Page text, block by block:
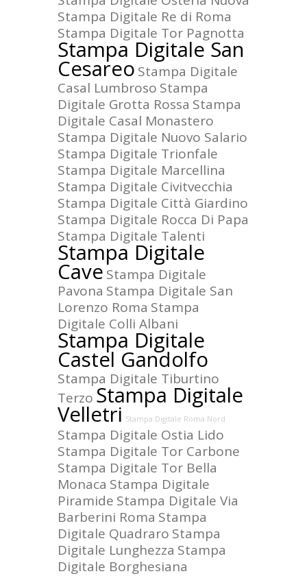
Stampa Digitale Re di Roma
Stampa Digitale Tor Pagnotta
Stampa Digitale San
Cesareo Stampa Digitale
Casal Lumbroso Stampa
Digitale Grotta Rossa Stampa
Digitale Casal Monastero
Stampa Digitale Nuovo Salario
Stampa Digitale Trionfale
Stampa Digitale Marcellina
Stampa Digitale Civitvecchia
Stampa Digitale Città Giardino
Stampa Digitale Rocca Di Papa
Stampa Digitale Talenti
Stampa Digitale
Cave Stampa Digitale
Pavona Stampa Digitale San
Lorenzo Roma Stampa
Digitale Colli Albani
Stampa Digitale
Castel Gandolfo
Stampa Digitale Tiburtino
Terzo Stampa Digitale
Velletri Stampa Digitale Roma Nord
Stampa Digitale Ostia Lido
Stampa Digitale Tor Carbone
Stampa Digitale Tor Bella
Monaca Stampa Digitale
Piramide Stampa Digitale Via
Barberini Roma Stampa
Digitale Quadraro Stampa
Digitale Lunghezza Stampa
Digitale Borghesiana